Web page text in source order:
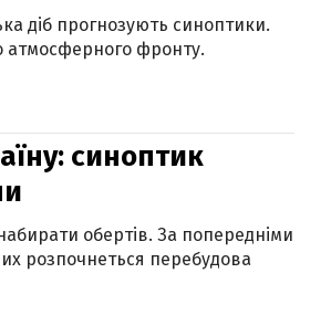
діб прогнозують синоптики.
атмосферного фронту.
синоптик
обертів. За попередніми
розпочнеться перебудова